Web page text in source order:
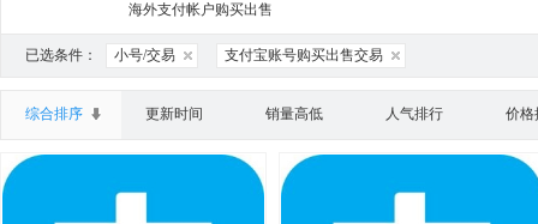
海外支付帐户购买出售
已选条件： 小号/交易 支付宝账号购买出售交易
综合排序 更新时间 销量高低 人气排行 价格